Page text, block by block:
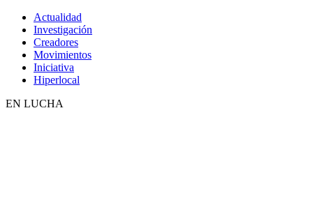
Actualidad
Investigación
Creadores
Movimientos
Iniciativa
Hiperlocal
EN LUCHA